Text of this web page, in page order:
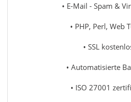
• E-Mail - Spam &
• PHP, Perl, Web
• SSL
• Automatisierte
• ISO 27001